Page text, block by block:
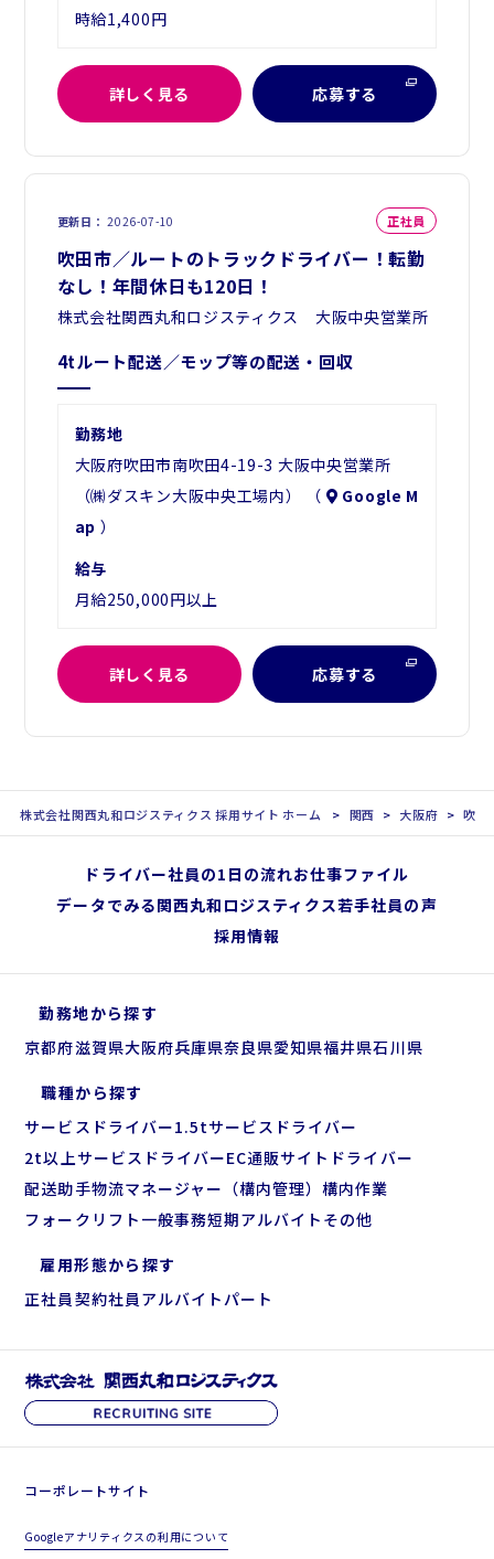
時給1,400円
詳しく見る 応募する
更新日 2026-07-10 正社員
吹田市／ルートのトラックドライバー！転勤
なし！年間休日も120日！
株式会社関西丸和ロジスティクス 大阪中央営業所
4tルート配送／モップ等の配送・回収
勤務地
大阪府吹田市南吹田4-19-3 大阪中央営業所
（㈱ダスキン大阪中央工場内） （
Google M
ap ）
給与
月給250,000円以上
詳しく見る 応募する
株式会社関西丸和ロジスティクス 採用サイト ホーム 関西 大阪府 吹田
ドライバー社員の1日の流れお仕事ファイル
データでみる関西丸和ロジスティクス若手社員の声
採用情報
コーポレートサイト
Googleアナリティクスの利用について
勤務地から探す
京都府滋賀県大阪府兵庫県奈良県愛知県福井県石川県
職種から探す
サービスドライバー1.5tサービスドライバー
2t以上サービスドライバーEC通販サイトドライバー
配送助手物流マネージャー（構内管理）構内作業
フォークリフト 一般事務短期アルバイト その他
雇用形態から探す
正社員 契約社員 アルバイトパート